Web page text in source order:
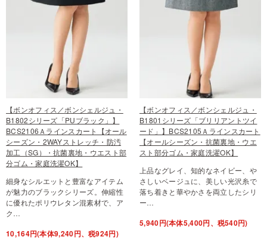
【ボンオフィス／ボンシェルジュ・
B1802シリーズ「PUブラック」】
BCS2106Ａラインスカート【オール
シーズン・2WAYストレッチ・防汚
加工（SG）・抗菌裏地・ウエスト部
分ゴム・家庭洗濯OK】
細身なシルエットと豊富なアイテム
が魅力のブラックシリーズ。伸縮性
に優れたポリウレタン混素材で、ア
ク…
10,164円(本体9,240円、税924円)
【ボンオフィス／ボンシェルジュ・
B1801シリーズ「ブリリアントツイ
ード」】BCS2105Ａラインスカート
【オールシーズン・抗菌裏地・ウエ
スト部分ゴム・家庭洗濯OK】
上品なグレイ、知的なネイビー、や
さしいベージュに、美しい光沢糸で
落ち着きと華やかさを両立したシリ
ー…
5,940円(本体5,400円、税540円)